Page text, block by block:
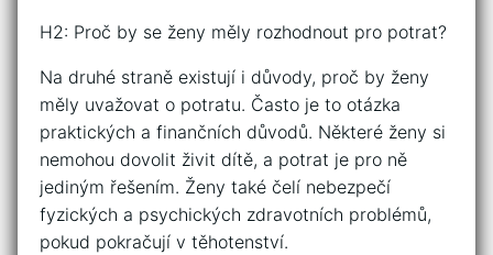
H2: Proč by se ženy měly rozhodnout pro potrat?
Na druhé straně existují i důvody, proč by ženy
měly uvažovat o potratu. Často je to otázka
praktických a finančních důvodů. Některé ženy si
nemohou dovolit živit dítě, a potrat je pro ně
jediným řešením. Ženy také čelí nebezpečí
fyzických a psychických zdravotních problémů,
pokud pokračují v těhotenství.